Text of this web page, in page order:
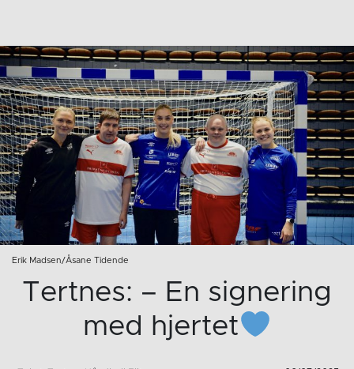
Erik Madsen/Åsane Tidende
Tertnes: – En signering
med hjertet